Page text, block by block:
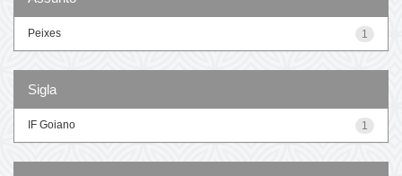
1
Peixes
Sigla
1
IF Goiano